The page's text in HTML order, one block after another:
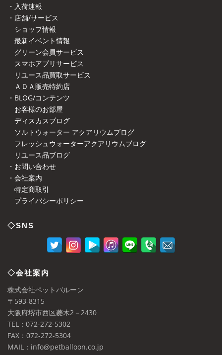
・入荷速報
・店舗/サービス
ショップ情報
最新イベント情報
グリーン会員サービス
スマホアプリサービス
リユース品買取サービス
ＡＤＡ販売特約店
・BLOG/コンテンツ
お客様のお部屋
ディスカスブログ
ソルトウォーター アクアリウムブログ
フレッシュウォーターアクアリウムブログ
リユース品ブログ
・お問い合わせ
・会社案内
特定商取引
プライバシーポリシー
◇SNS
◇会社案内
株式会社ペットバルーン
〒593-8315
大阪府堺市西区菱木2－2430
TEL：072-272-5302
FAX：072-272-5304
MAIL：info@petballoon.co.jp